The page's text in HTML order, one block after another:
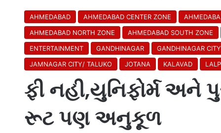
AHMEDABAD AHMEDABAD CENTER ZONE
AHMEDABAD NORTH ZONE
AHMEDABAD SOUTH ZONE
ENTERTAINMENT
GANDHINAGAR
GANDHINAGAR
JAMNAGAR CITY/ TALUKO
JOTANA KALAVAD
ફી નહી,યુનિફોર્મ
રૂટ પણ અનુકૂળ